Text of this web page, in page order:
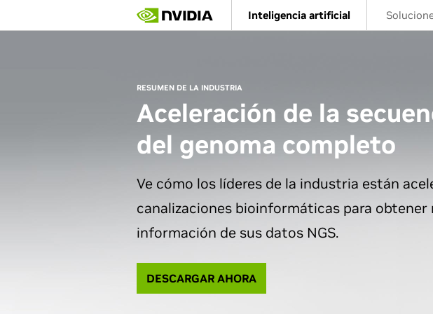
main
Inteligencia artificial
RESUMEN DE LA INDUSTRIA
Aceleración de la
del genoma completo
Ve cómo los líderes de la industria están
canalizaciones bioinformáticas para obtener
información de sus datos NGS.
DESCARGAR AHORA